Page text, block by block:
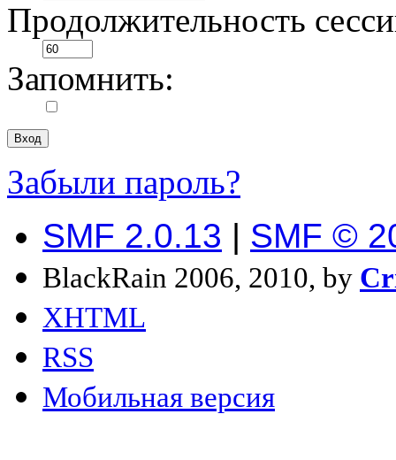
Продолжительность
Запомнить:
Забыли пароль?
SMF 2.0.13 | SMF ©
BlackRain 2006, 2010, by
XHTML
RSS
Мобильная версия